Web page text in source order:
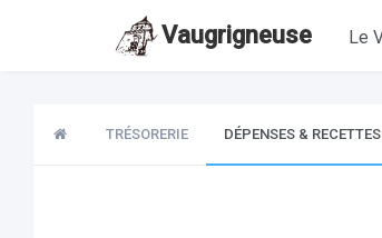
Vaugrigneuse Le
TRÉSORERIE DÉPENSES & RECETTES